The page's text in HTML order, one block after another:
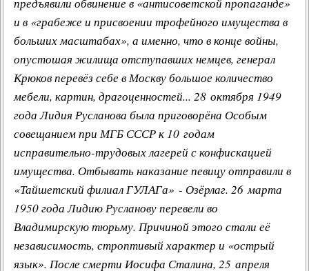
и в «грабеже и присвоении трофейного имущества в
больших масштабах», а именно, что в конце войны,
опустошая жилища отступавших немцев, генерал
Крюков перевёз себе в Москву большое количество
мебели, картин, драгоценностей... 28 октября 1949
года Лидия Русланова была приговорёна Особым
совещанием при МГБ СССР к 10 годам
исправительно-трудовых лагерей с конфискацией
имущества. Отбывать наказание певицу отправили в
«Тайшетский филиал ГУЛАГа» - Озёрлаг. 26 марта
1950 года Лидию Русланову перевели во
Владимирскую тюрьму. Причиной этого стали её
независимость, строптивый характер и «острый
язык». После смерти Иосифа Сталина, 25 апреля